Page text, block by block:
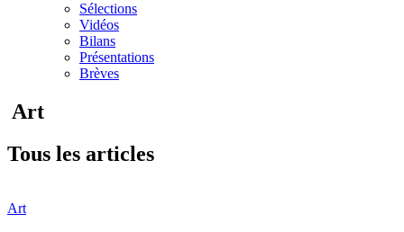
Sélections
Vidéos
Bilans
Présentations
Brèves
Art
Tous les articles
Art